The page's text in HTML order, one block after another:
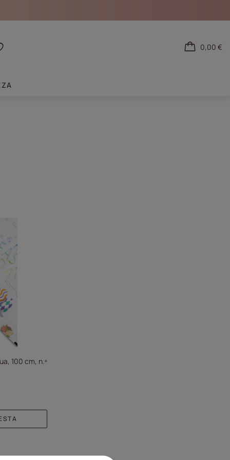
de la compra
0,00 €
100 cm, n.º